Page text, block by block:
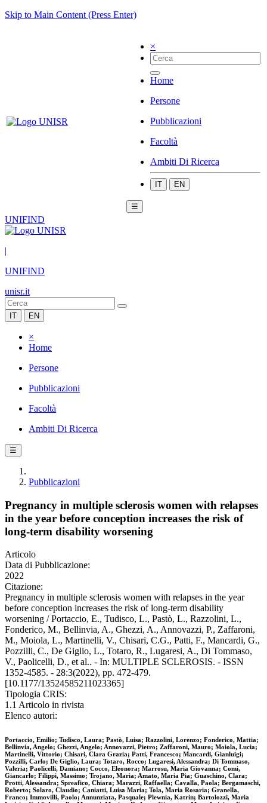
Skip to Main Content (Press Enter)
×
Home
Persone
Pubblicazioni
Facoltà
Ambiti Di Ricerca
IT EN
☰
UNIFIND
|
UNIFIND
unisr.it
IT EN
×
Home
Persone
Pubblicazioni
Facoltà
Ambiti Di Ricerca
☰
Pubblicazioni
Pregnancy in multiple sclerosis women with relapses
in the year before conception increases the risk of
long-term disability worsening
Articolo
Data di Pubblicazione:
2022
Citazione:
Pregnancy in multiple sclerosis women with relapses in the year
before conception increases the risk of long-term disability
worsening / Portaccio, E., Tudisco, L., Pastò, L., Razzolini, L.,
Fonderico, M., Bellinvia, A., Ghezzi, A., Annovazzi, P., Zaffaroni,
M., Moiola, L., Martinelli, V., Chisari, C.G., Patti, F., Mancardi, G.,
Pozzilli, C., De Giglio, L., Totaro, R., Lugaresi, A., Di Tommaso,
V., Paolicelli, D., et al.. - In: MULTIPLE SCLEROSIS. - ISSN
1352-4585. - 28:3(2022), pp. 472-479.
[10.1177/13524585211023365]
Tipologia CRIS:
1.1 Articolo in rivista
Elenco autori:
Portaccio, Emilio; Tudisco, Laura; Pastò, Luisa; Razzolini, Lorenzo; Fonderico, Mattia;
Bellinvia, Angelo; Ghezzi, Angelo; Annovazzi, Pietro; Zaffaroni, Mauro; Moiola, Lucia;
Martinelli, Vittorio; Chisari, Clara Grazia; Patti, Francesco; Mancardi, Gianluigi;
Pozzilli, Carlo; De Giglio, Laura; Totaro, Rocco; Lugaresi, Alessandra; Di Tommaso,
Valeria; Paolicelli, Damiano; Cocco, Eleonora; Marrosu, Maria Giovanna; Comi,
Giancarlo; Filippi, Massimo; Trojano, Maria; Amato, Maria Pia; Guaschino, Clara;
Protti, Alessandra; Spreafico, Chiara; Marazzi, Raffaella; Cavalla, Paola; Bergamaschi,
Roberto; Solaro, Claudio; Caniatti, Luisa Maria; Tola, Maria Rosaria; Granella,
Franco; Immovilli, Paolo; Annunziata, Pasquale; Plewnia, Katrin; Bartolozzi, Maria